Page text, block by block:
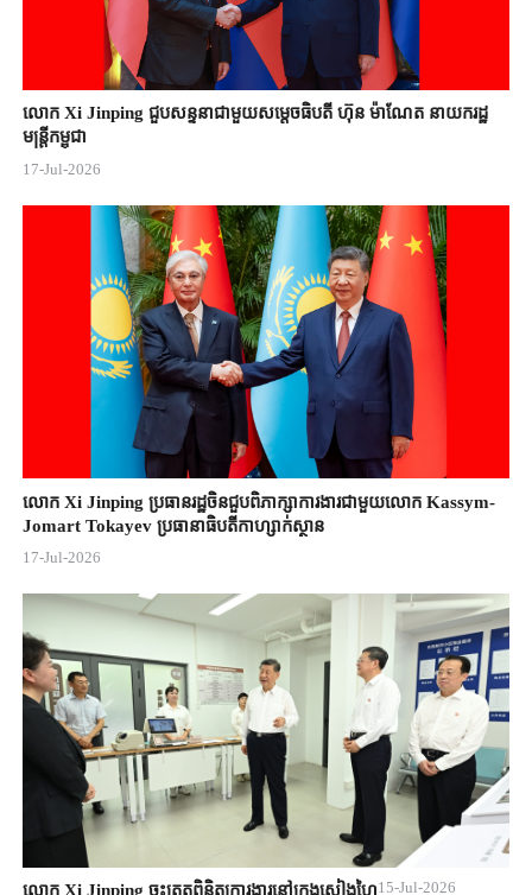
លោក Xi Jinping ជួបសន្ទនាជាមួយសម្តេចធិបតី ហ៊ុន ម៉ាណែត នាយករដ្ឋ
មន្ត្រីកម្ពុជា
17-Jul-2026
លោក Xi Jinping ប្រធានរដ្ឋចិន​ជួបពិភាក្សា​ការងារជាមួយ​លោក Kassym-
Jomart ​Tokayev ​ប្រធានាធិបតី​កាហ្សាក់ស្ថាន​
17-Jul-2026
លោក Xi Jinping ចុះត្រួតពិនិត្យការងារនៅក្រុងសៀងហៃ15-Jul-2026